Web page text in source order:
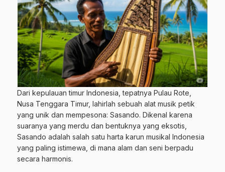
Dari kepulauan timur Indonesia, tepatnya Pulau Rote,
Nusa Tenggara Timur, lahirlah sebuah alat musik petik
yang unik dan mempesona: Sasando. Dikenal karena
suaranya yang merdu dan bentuknya yang eksotis,
Sasando adalah salah satu harta karun musikal Indonesia
yang paling istimewa, di mana alam dan seni berpadu
secara harmonis.